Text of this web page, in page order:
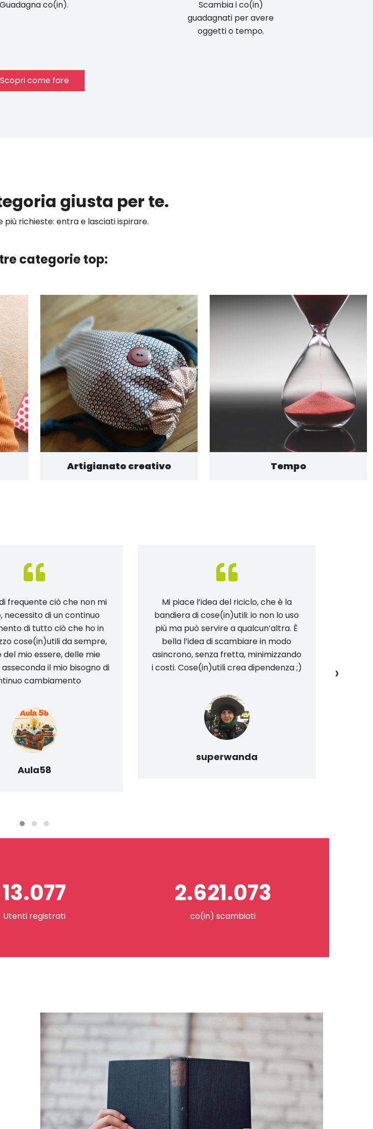
Guadagna co(in).
Scambia i co(in)
guadagnati per avere
oggetti o tempo.
Scopri come fare
giusta per te.
più richieste: entra e lasciati ispirare.
categorie top:
Artigianato creativo Tempo
frequente ciò che non mi
necessito di un continuo
di tutto ciò che ho in
cose(in)utili da sempre,
mio essere, delle mie
il mio bisogno di
cambiamento
Aula58
Mi piace l’idea del riciclo, che è la
bandiera di cose(in)utili: io non lo uso
più ma può servire a qualcun’altra. È
bella l’idea di scambiare in modo
asincrono, senza fretta, minimizzando
i costi. Cose(in)utili crea dipendenza ;)
superwanda
›
13.077
Utenti registrati
2.621.073
co(in) scambiati